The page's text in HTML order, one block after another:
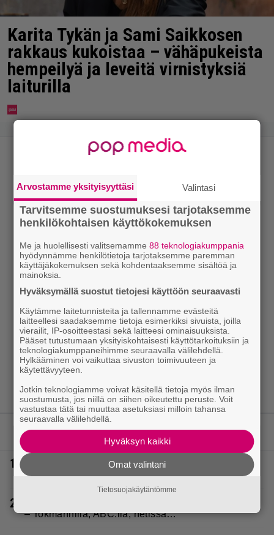
Karita Tykän ja Sami Saikkosen
rakkaus kukoistaa – vähäpukeista
hempeilyä ja leveitä virnistyksiä
laiturilla
LUETUIMMAT JUTUT
1.
IS: Hjalliksen ja Jasminen häissä suomalainen
supertähti
2.
– Tokmannilla, ABC:lla, netissä…
Arvostamme yksityisyyttäsi Valintasi
Tarvitsemme suostumuksesi tarjotaksemme
henkilökohtaisen käyttökokemuksen
Me ja huolellisesti valitsemamme88 teknologiakumppania
hyödynnämme henkilötietoja tarjotaksemme paremman
käyttäjäkokemuksen sekä kohdentaaksemme sisältöä ja
mainoksia.
Hyväksymällä suostut tietojesi käyttöön seuraavasti
Käytämme laitetunnisteita ja tallennamme evästeitä
laitteellesi saadaksemme tietoja esimerkiksi sivuista, joilla
vierailit, IP-osoitteestasi sekä laitteesi ominaisuuksista.
Pääset tutustumaan yksityiskohtaisesti käyttötarkoituksiin ja
teknologiakumppaneihimme seuraavalla välilehdellä.
Hylkääminen voi vaikuttaa sivuston toimivuuteen ja
käytettävyyteen.
Jotkin teknologiamme voivat käsitellä tietoja myös ilman
suostumusta, jos niillä on siihen oikeutettu peruste. Voit
vastustaa tätä tai muuttaa asetuksiasi milloin tahansa
seuraavalla välilehdellä.
Hyväksyn kaikki
Omat valintani
Tietosuojakäytäntömme